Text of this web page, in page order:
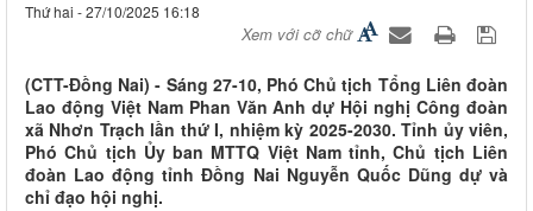
Thứ hai - 27/10/2025 16:18
Xem với cỡ chữ
(CTT-Đồng Nai) - Sáng 27-10, Phó Chủ tịch Tổng Liên đoàn
Lao động Việt Nam Phan Văn Anh dự Hội nghị Công đoàn
xã Nhơn Trạch lần thứ I, nhiệm kỳ 2025-2030. Tỉnh ủy viên,
Phó Chủ tịch Ủy ban MTTQ Việt Nam tỉnh, Chủ tịch Liên
đoàn Lao động tỉnh Đồng Nai Nguyễn Quốc Dũng dự và
chỉ đạo hội nghị.